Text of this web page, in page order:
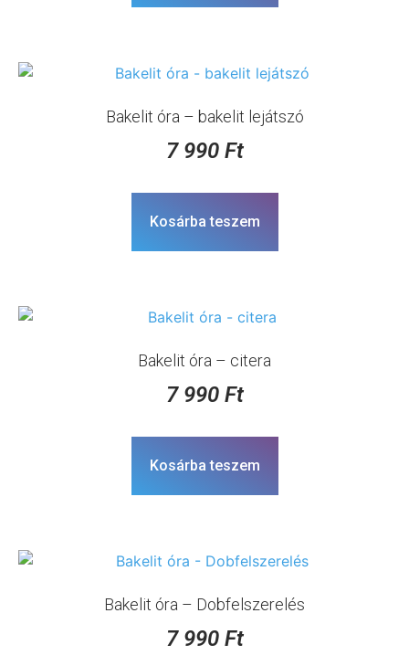
Bakelit óra – bakelit lejátszó
7 990 Ft
Kosárba teszem
Bakelit óra – citera
7 990 Ft
Kosárba teszem
Bakelit óra – Dobfelszerelés
7 990 Ft